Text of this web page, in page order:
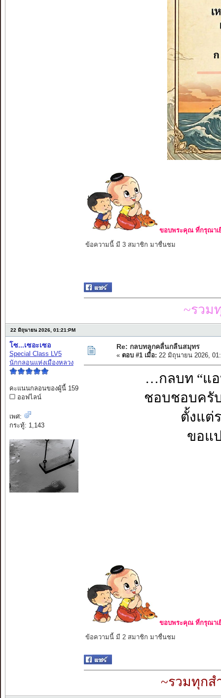
ขอบพระคุณ ที่กรุณาเ
ข้อความนี้ มี 3 สมาชิก มาชื่นชม
~รวม
22 มิถุนายน 2026, 01:21:PM
โซ...เซอะเซอ
Special Class LV5
นักกลอนแห่งเมืองหลวง
คะแนนกลอนของผู้นี้ 159
ออฟไลน์
เพศ:
กระทู้: 1,143
Re: กลบทลูกคลื่นกลืนสมุทร
« ตอบ #1 เมื่อ: 22 มิถุนายน 2026,
…กลบท “แอ
ชอบชอบครั
ตั้งแต่
ขอแ
ขอบพระคุณ ที่กรุณาเ
ข้อความนี้ มี 2 สมาชิก มาชื่นชม
~รวมทุกส